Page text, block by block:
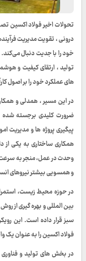
تحولات اخیر فولاد اکسین
درونی ، تقویت مدیریت
خود را با جدیت دنبال
تولید ، ارتقای کیفیت و
های عملکرد خود را بر اصول
در این مسیر ، همدلی و
ضرورت کلیدی برجسته شده
پیگیری پروژه‌ ها و مدیریت
همکاری ساختاری به یکی
وحدت در عمل، منجر به سرعت
و همسویی بیشتر نیروهای
در حوزه محیط‌ زیست،
بین‌ المللی و بهره‌ گیری از
سبز قرار داده است. این
فولاد اکسین را به‌ عنوان
در بخش‌ های تولید و